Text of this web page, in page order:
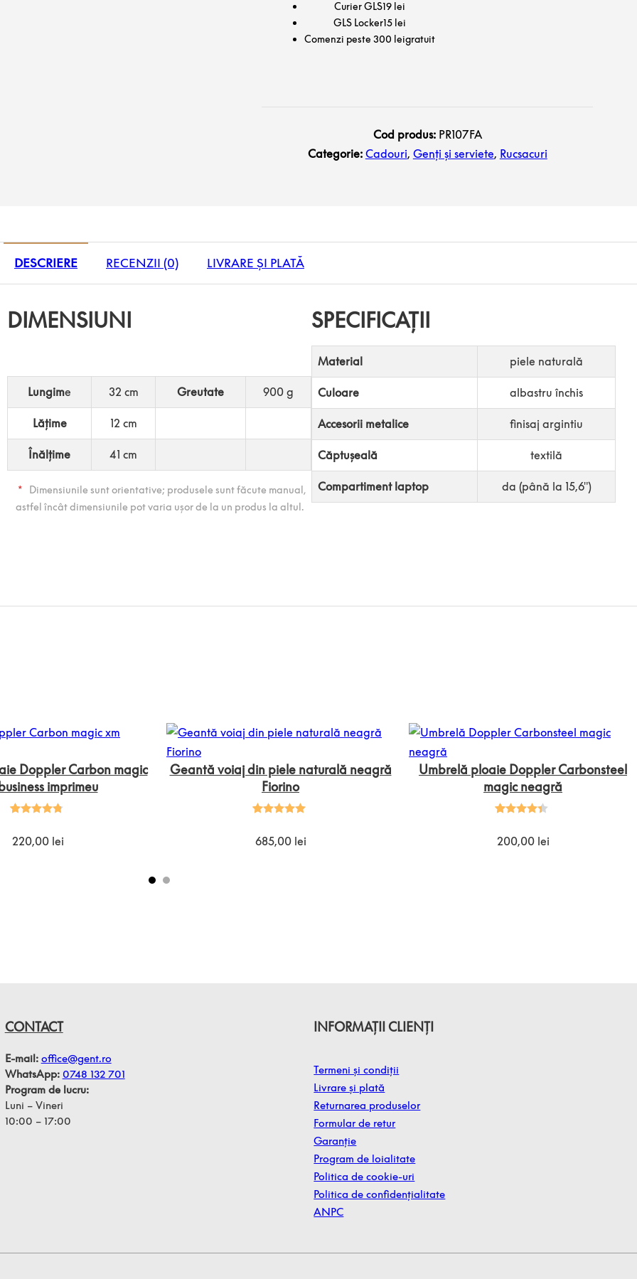
Curier GLS19 lei
GLS Locker15 lei
Comenzi peste 300 leigratuit
Cod produs: PR107FA
Categorie: Cadouri, Genți și serviete, Rucsacuri
DESCRIERE RECENZII (0) LIVRARE ȘI PLATĂ
DIMENSIUNI
Lungime 32 cm Greutate 900 g
Lățime 12 cm
Înălțime 41 cm
*
Dimensiunile sunt orientative; produsele sunt făcute manual,
astfel încât dimensiunile pot varia ușor de la un produs la altul.
SPECIFICAȚII
Material piele naturală
Culoare albastru închis
Accesorii metalice finisaj argintiu
Căptușeală textilă
Compartiment laptop da (până la 15,6″)
Doppler Carbon magic
imprimeu
pe baza a
220,00 lei
Geantă voiaj din piele naturală neagră
Fiorino
pe baza a
685,00 lei
Umbrelă ploaie Doppler Carbonsteel
magic neagră
5 pe
200,00 lei
CONTACT
E-mail: office@gent.ro
WhatsApp: 0748 132 701
Program de lucru:
Luni – Vineri
10:00 – 17:00
INFORMAȚII CLIENȚI
Termeni și condiții
Livrare și plată
Returnarea produselor
Formular de retur
Garanție
Program de loialitate
Politica de cookie-uri
Politica de confidențialitate
ANPC